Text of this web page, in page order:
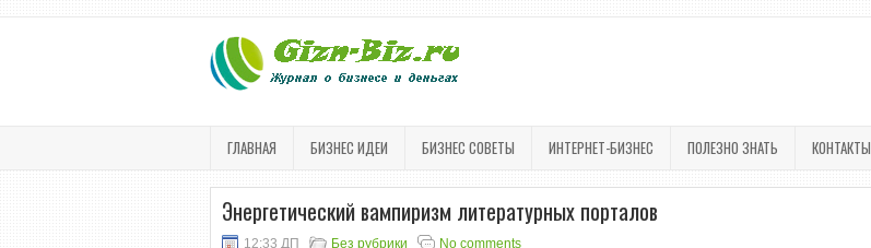
ГЛАВНАЯ БИЗНЕС ИДЕИ БИЗНЕС СОВЕТЫ ИНТЕРНЕТ-БИЗНЕС ПОЛЕЗНО ЗНАТЬ КОНТАКТЫ
Энергетический вампиризм литературных порталов
12:33 ДП Без рубрики No comments